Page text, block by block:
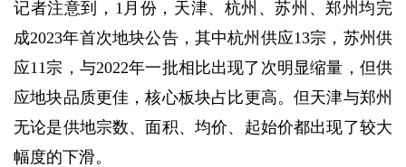
记者注意到，1月份，天津、杭州、苏州、郑州均完
成2023年首次地块公告，其中杭州供应13宗，苏州供
应11宗，与2022年一批相比出现了次明显缩量，但供
应地块品质更佳，核心板块占比更高。但天津与郑州
无论是供地宗数、面积、均价、起始价都出现了较大
幅度的下滑。